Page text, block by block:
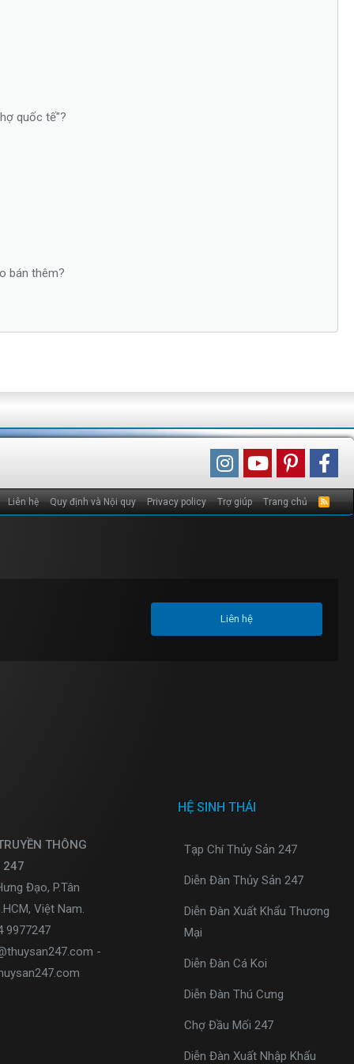
quốc tế"?
bán thêm?
Liên hệ Quy định và Nội quy Privacy policy Trợ giúp Trang chủ
R
Liên hệ
THÔNG
247
Đạo, P.Tân
Việt Nam.
9977247
-
HỆ SINH THÁI
Tạp Chí Thủy Sản 247
Diễn Đàn Thủy Sản 247
Diễn Đàn Xuất Khẩu Thương
Mại
Diễn Đàn Cá Koi
Diễn Đàn Thú Cưng
Chợ Đầu Mối 247
Diễn Đàn Xuất Nhập Khẩu